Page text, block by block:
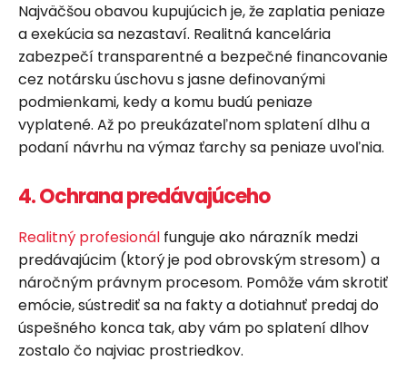
Najväčšou obavou kupujúcich je, že zaplatia peniaze
a exekúcia sa nezastaví. Realitná kancelária
zabezpečí transparentné a bezpečné financovanie
cez notársku úschovu s jasne definovanými
podmienkami, kedy a komu budú peniaze
vyplatené. Až po preukázateľnom splatení dlhu a
podaní návrhu na výmaz ťarchy sa peniaze uvoľnia.
4. Ochrana predávajúceho
Realitný profesionál funguje ako nárazník medzi
predávajúcim (ktorý je pod obrovským stresom) a
náročným právnym procesom. Pomôže vám skrotiť
emócie, sústrediť sa na fakty a dotiahnuť predaj do
úspešného konca tak, aby vám po splatení dlhov
zostalo čo najviac prostriedkov.